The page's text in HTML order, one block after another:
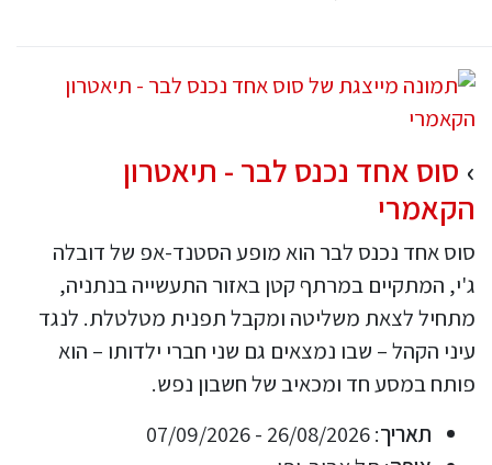
סוס אחד נכנס לבר - תיאטרון
הקאמרי
סוס אחד נכנס לבר הוא מופע הסטנד-אפ של דובלה
ג'י, המתקיים במרתף קטן באזור התעשייה בנתניה,
מתחיל לצאת משליטה ומקבל תפנית מטלטלת. לנגד
עיני הקהל – שבו נמצאים גם שני חברי ילדותו – הוא
פותח במסע חד ומכאיב של חשבון נפש.
תאריך: 26/08/2026 - 07/09/2026